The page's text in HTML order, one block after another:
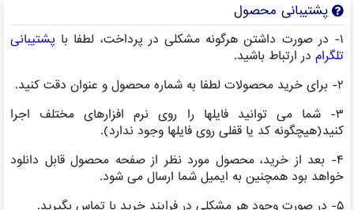
پشتیبانی محصول
پشتیبانی
تلگرامدر ارتباط باشید.
۳- شما می توانید فایلها را روی نرم افزارهای مختلف اجرا
کنید(هیچگونه کد یا قفلی روی فایلها وجود ندارد).
۴- بعد از خرید، محصول مورد نظر از صفحه محصول قابل دانلود
خواهد بود همچنین به ایمیل شما ارسال می شود.